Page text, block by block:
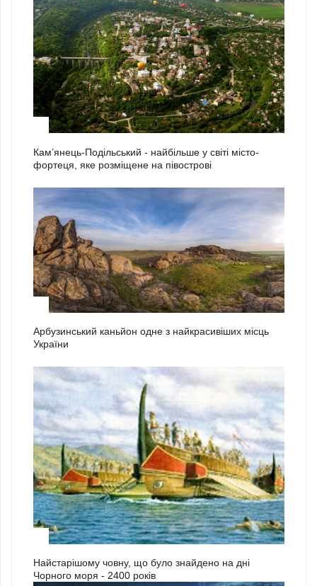
Кам’янець-Подільський - найбільше у світі місто-
фортеця, яке розміщене на півострові
Арбузинський каньйон одне з найкрасивіших місць
України
Найстарішому човну, що було знайдено на дні
Чорного моря - 2400 років